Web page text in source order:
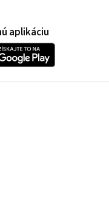
aplikáciu